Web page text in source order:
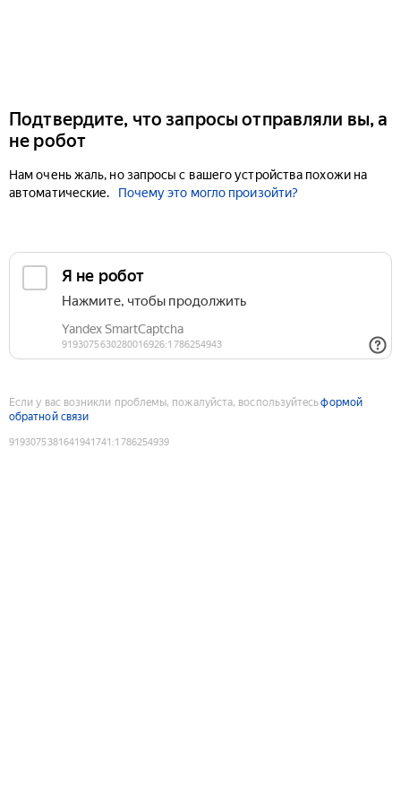
Подтвердите, что запросы отправляли вы, а
не робот
Нам очень жаль, но запросы с вашего устройства похожи на
автоматические.
Почему это могло произойти?
Если у вас возникли проблемы, пожалуйста, воспользуйтесьформой
обратной связи
9193075381641941741 :1786254939